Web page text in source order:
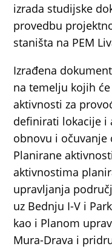
izrada studijske
provedbu
staništa na PEM
Izrađena
na temelju kojih
aktivnosti za
definirati lokacije i
obnovu i
Planirane
aktivnostima
upravljanja
uz Bednju I-V i
kao i Planom
Mura-Drava i